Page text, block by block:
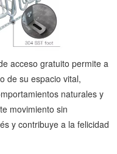
acceso gratuito permite a
de su espacio vital,
naturales y
movimiento sin
y contribuye a la felicidad